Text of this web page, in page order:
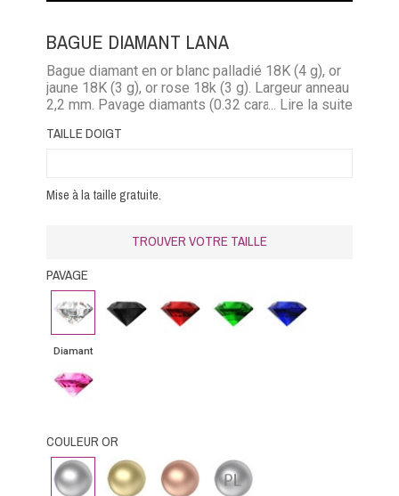
BAGUE DIAMANT LANA
Bague diamant en or blanc palladié 18K (4 g), or
jaune 18K (3 g), or rose 18k (3 g). Largeur anneau
2,2 mm. Pavage diamants (0.32 carat), diamant
(0.35 carat, saphir (0.35 carat).
... Lire la suite
TAILLE DOIGT
Mise à la taille gratuite.
TROUVER VOTRE TAILLE
PAVAGE
Diamant
Diamant
Diamant
noir
Rubis Emeraude Saphir
bleu
Saphir
rose
COULEUR OR
Or
Blanc
Or
Jaune
Or
Rose
Platine